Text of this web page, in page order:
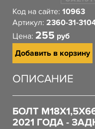
Код на сайте: 10963
Артикул: 2360-31-
Цена: 255 руб
Добавить в корзину
ОПИСАНИЕ
БОЛТ
2021 ГОДА -